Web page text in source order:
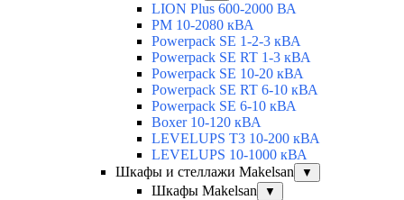
LION Plus 600-2000 ВА
PM 10-2080 кВА
Powerpack SE 1-2-3 кВА
Powerpack SE RT 1-3 кВА
Powerpack SE 10-20 кВА
Powerpack SE RT 6-10 кВА
Powerpack SE 6-10 кВА
Boxer 10-120 кВА
LEVELUPS T3 10-200 кВА
LEVELUPS 10-1000 кВА
Шкафы и стеллажи Makelsan
▼
Шкафы Makelsan ▼